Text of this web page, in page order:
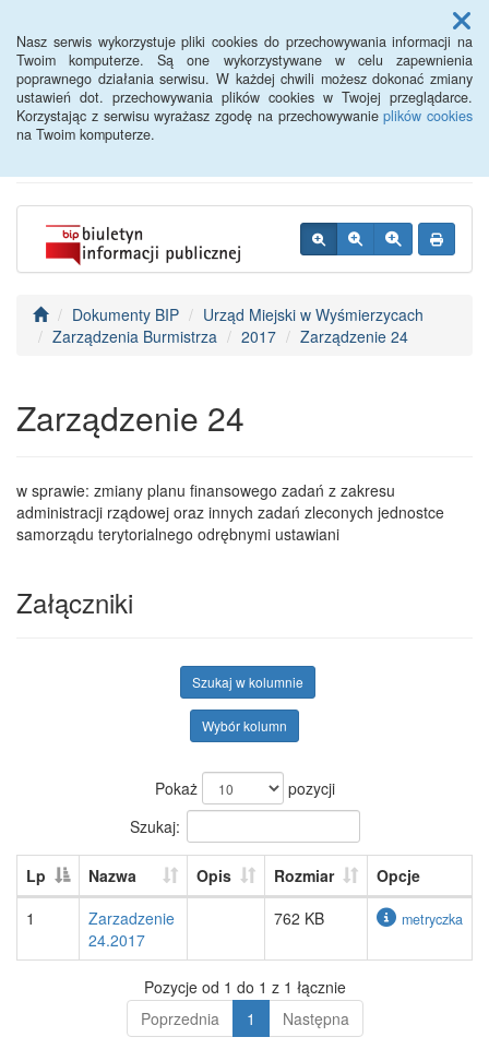
Nasz serwis wykorzystuje pliki cookies do przechowywania informacji na
Twoim komputerze. Są one wykorzystywane w celu zapewnienia
poprawnego działania serwisu. W każdej chwili możesz dokonać zmiany
ustawień dot. przechowywania plików cookies w Twojej przeglądarce.
Korzystając z serwisu wyrażasz zgodę na przechowywanieplików cookies
na Twoim komputerze.
Menu
BIP - Urząd Miejski
Wyśmierzyce
Dokumenty BIP
Urząd Miejski w Wyśmierzycach
Zarządzenia Burmistrza
2017 Zarządzenie 24
Zarządzenie 24
w sprawie: zmiany planu finansowego zadań z zakresu
administracji rządowej oraz innych zadań zleconych jednostce
samorządu terytorialnego odrębnymi ustawiani
Załączniki
Szukaj w kolumnie
Wybór kolumn
Pokaż
pozycji
Szukaj:
Lp Nazwa Opis Rozmiar
Opcje
1
Zarzadzenie
24.2017
762 KB metryczka
Pozycje od 1 do 1 z 1 łącznie
Poprzednia
1 Następna